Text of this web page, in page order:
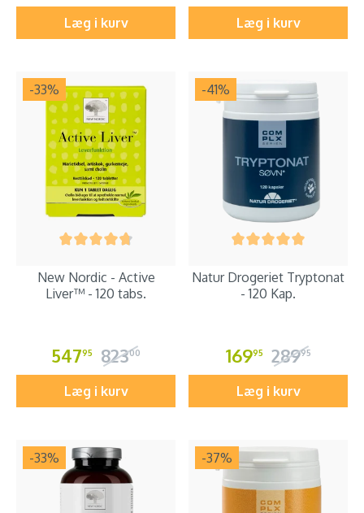
Læg i kurv Læg i kurv
-33%
New Nordic - Active
Liver™ - 120 tabs.
54795 82300
Læg i kurv
-41%
Natur Drogeriet Tryptonat
- 120 Kap.
16995 28995
Læg i kurv
-33% -37%